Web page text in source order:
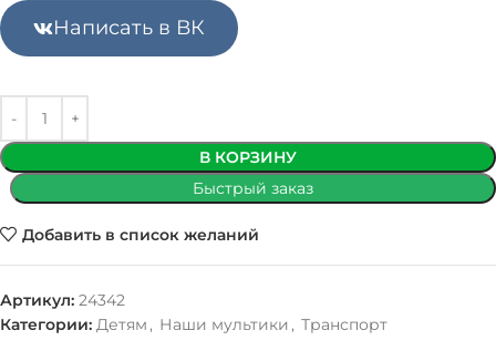
Написать в ВК
В КОРЗИНУ
Быстрый заказ
Добавить в список желаний
Артикул: 24342
Категории: Детям , Наши мультики , Транспорт